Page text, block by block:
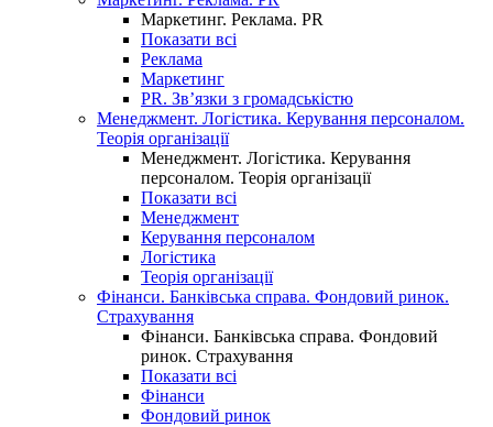
Маркетинг. Реклама. PR
Показати всі
Реклама
Маркетинг
PR. Зв’язки з громадськістю
Менеджмент. Логістика. Керування персоналом.
Теорія організації
Менеджмент. Логістика. Керування
персоналом. Теорія організації
Показати всі
Менеджмент
Керування персоналом
Логістика
Теорія організації
Фінанси. Банківська справа. Фондовий ринок.
Страхування
Фінанси. Банківська справа. Фондовий
ринок. Страхування
Показати всі
Фінанси
Фондовий ринок